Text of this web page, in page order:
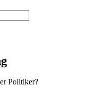
Politiker?